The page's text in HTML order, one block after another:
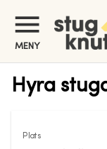
MENY
Hyra
Plats